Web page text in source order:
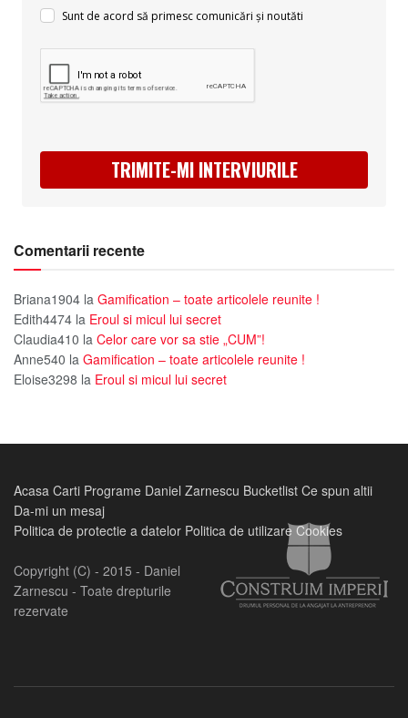
Sunt de acord să primesc comunicări și noutăti
TRIMITE-MI INTERVIURILE
Comentarii recente
Briana1904 la Gamification – toate articolele reunite !
Edith4474 la Eroul si micul lui secret
Claudia410 la Celor care vor sa stie „CUM”!
Anne540 la Gamification – toate articolele reunite !
Eloise3298 la Eroul si micul lui secret
Acasa Carti Programe Daniel Zarnescu Bucketlist Ce spun altii
Da-mi un mesaj
Politica de protectie a datelor Politica de utilizare Cookies
Copyright (C) - 2015 - Daniel
Zarnescu - Toate drepturile
rezervate